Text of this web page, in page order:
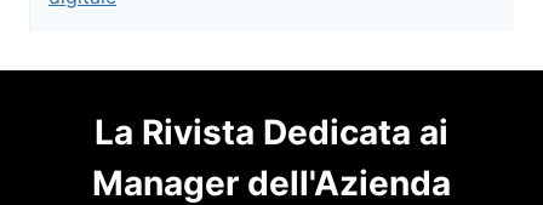
La Rivista Dedicata ai
Manager dell'Azienda